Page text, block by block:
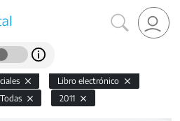
Libro electrónico
Todas 2011